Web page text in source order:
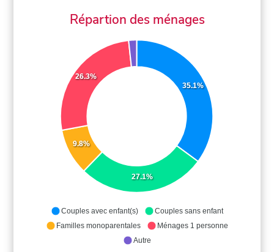
Répartion des ménages
35.1%
27.1%
9.8%
26.3%
Couples avec enfant(s)
Couples sans enfant
Familles monoparentales
Ménages 1 personne
Autre